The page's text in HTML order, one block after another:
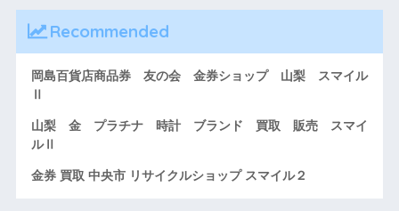
Recommended
岡島百貨店商品券 友の会 金券ショップ 山梨 スマイル
Ⅱ
山梨 金 プラチナ 時計 ブランド 買取 販売 スマイ
ルⅡ
金券 買取 中央市 リサイクルショップ スマイル２